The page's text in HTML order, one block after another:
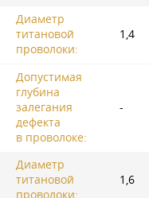
Диаметр
титановой
проволоки:
1,4
Допустимая
глубина
залегания
дефекта
в проволоке:
-
Диаметр
титановой
проволоки:
1,6